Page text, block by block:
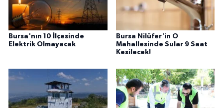
Bursa'nın 10 İlçesinde
Elektrik Olmayacak
Bursa Nilüfer'in O
Mahallesinde Sular 9 Saat
Kesilecek!